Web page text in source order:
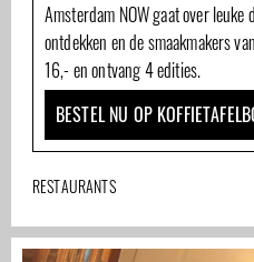
Amsterdam NOW gaat over
ontdekken en de smaakmakers
16,- en ontvang 4 edities.
BESTEL NU OP
RESTAURANTS